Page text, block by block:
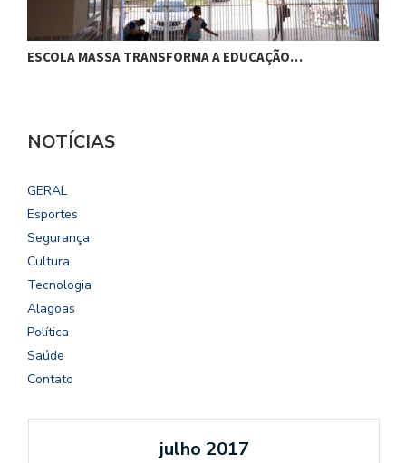
ESCOLA MASSA TRANSFORMA A EDUCAÇÃO…
NOTÍCIAS
GERAL
Esportes
Segurança
Cultura
Tecnologia
Alagoas
Política
Saúde
Contato
julho 2017